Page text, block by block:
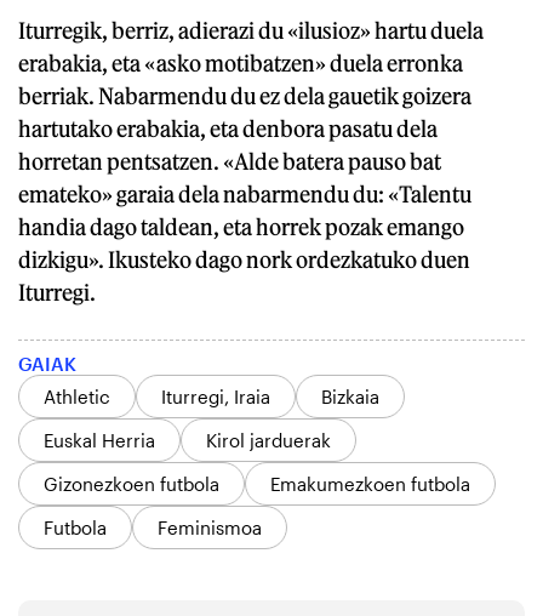
Iturregik, berriz, adierazi du «ilusioz» hartu duela
erabakia, eta «asko motibatzen» duela erronka
berriak. Nabarmendu du ez dela gauetik goizera
hartutako erabakia, eta denbora pasatu dela
horretan pentsatzen. «Alde batera pauso bat
emateko» garaia dela nabarmendu du: «Talentu
handia dago taldean, eta horrek pozak emango
dizkigu». Ikusteko dago nork ordezkatuko duen
Iturregi.
GAIAK
Athletic
Iturregi, Iraia
Bizkaia
Euskal Herria
Kirol jarduerak
Gizonezkoen futbola
Emakumezkoen futbola
Futbola
Feminismoa